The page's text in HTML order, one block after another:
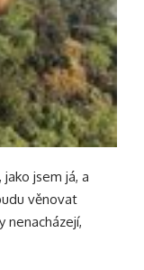
jsem já, a
věnovat
nenacházejí,